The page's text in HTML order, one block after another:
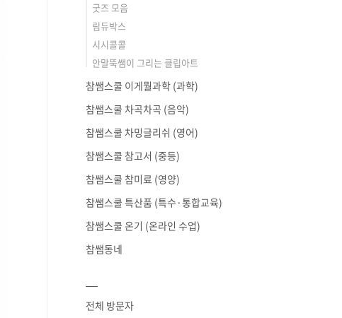
굿즈 모음
림듀박스
시시콜콜
안말뚝쌤이 그리는 클립아트
참쌤스쿨 이게뭘과학 (과학)
참쌤스쿨 차곡차곡 (음악)
참쌤스쿨 차밍글리쉬 (영어)
참쌤스쿨 참고서 (중등)
참쌤스쿨 참미료 (영양)
참쌤스쿨 특산품 (특수·통합교육)
참쌤스쿨 온기 (온라인 수업)
참쌤동네
전체 방문자